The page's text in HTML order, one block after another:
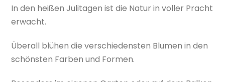
In den heißen Julitagen ist die Natur in voller Pracht
erwacht.
Überall blühen die verschiedensten Blumen in den
schönsten Farben und Formen.